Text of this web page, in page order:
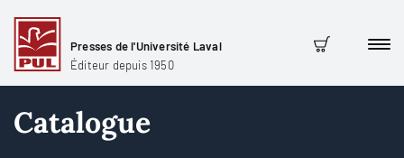
Presses de l'Université Laval
Éditeur depuis 1950
Panier
Catalogue